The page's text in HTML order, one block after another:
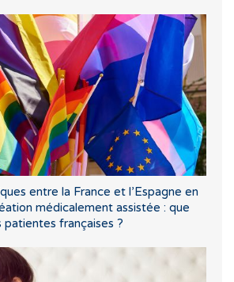
entre la France et l’Espagne en
médicalement assistée : que
patientes françaises ?